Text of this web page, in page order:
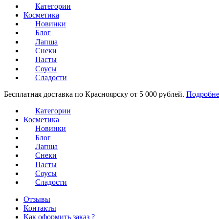
Категории
Косметика
Новинки
Блог
Лапша
Снеки
Пасты
Соусы
Сладости
Бесплатная доставка по Красноярску от 5 000 рублей.
Категории
Косметика
Новинки
Блог
Лапша
Снеки
Пасты
Соусы
Сладости
Отзывы
Контакты
Как оформить заказ ?